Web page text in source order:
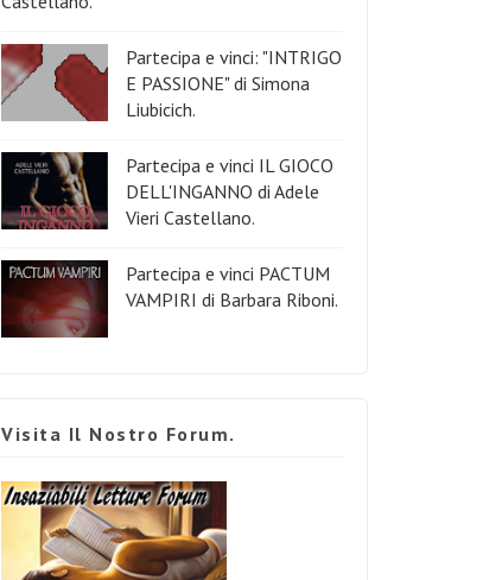
Partecipa e vinci: "INTRIGO
E PASSIONE" di Simona
Liubicich.
Partecipa e vinci IL GIOCO
DELL'INGANNO di Adele
Vieri Castellano.
Partecipa e vinci PACTUM
VAMPIRI di Barbara Riboni.
Visita Il Nostro Forum.